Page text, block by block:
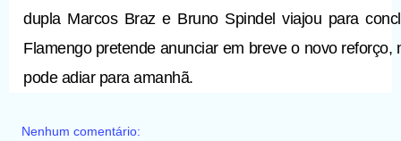
dupla Marcos Braz e Bruno Spindel viajou para
Flamengo pretende anunciar em breve o novo
pode adiar para amanhã.
Nenhum comentário: